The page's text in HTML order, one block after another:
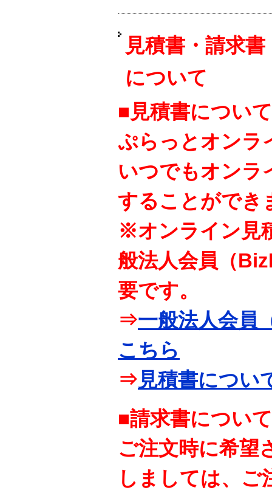
見積書・請求
について
■見積書について
ぷらっとオンラ
いつでもオンラ
することができ
※オンライン見
般法人会員（
要です。
⇒一般法人会員
こちら
⇒ 見積書につい
■請求書について
ご注文時に希望
しましては、ご